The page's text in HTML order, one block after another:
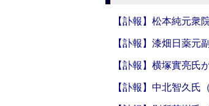
【訃報】松本純元衆
【訃報】漆畑日薬元
【訃報】横塚實亮氏
【訃報】中北智久氏